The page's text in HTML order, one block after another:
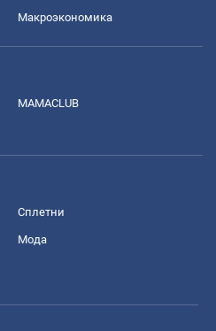
Mакроэкономика
MAMACLUB
Сплетни
Мода